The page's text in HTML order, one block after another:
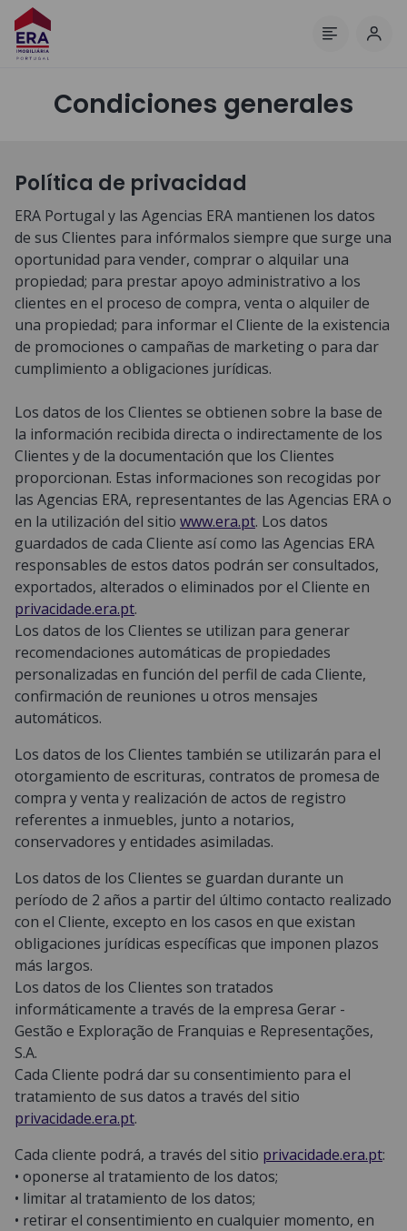
Condiciones generales
Política de privacidad
ERA Portugal y las Agencias ERA mantienen los datos
de sus Clientes para infórmalos siempre que surge una
oportunidad para vender, comprar o alquilar una
propiedad; para prestar apoyo administrativo a los
clientes en el proceso de compra, venta o alquiler de
una propiedad; para informar el Cliente de la existencia
de promociones o campañas de marketing o para dar
cumplimiento a obligaciones jurídicas.
Los datos de los Clientes se obtienen sobre la base de
la información recibida directa o indirectamente de los
Clientes y de la documentación que los Clientes
proporcionan. Estas informaciones son recogidas por
las Agencias ERA, representantes de las Agencias ERA o
en la utilización del sitio www.era.pt. Los datos
guardados de cada Cliente así como las Agencias ERA
responsables de estos datos podrán ser consultados,
exportados, alterados o eliminados por el Cliente en
privacidade.era.pt.
Los datos de los Clientes se utilizan para generar
recomendaciones automáticas de propiedades
personalizadas en función del perfil de cada Cliente,
confirmación de reuniones u otros mensajes
automáticos.
Los datos de los Clientes también se utilizarán para el
otorgamiento de escrituras, contratos de promesa de
compra y venta y realización de actos de registro
referentes a inmuebles, junto a notarios,
conservadores y entidades asimiladas.
Los datos de los Clientes se guardan durante un
período de 2 años a partir del último contacto realizado
con el Cliente, excepto en los casos en que existan
obligaciones jurídicas específicas que imponen plazos
más largos.
Los datos de los Clientes son tratados
informáticamente a través de la empresa Gerar -
Gestão e Exploração de Franquias e Representações,
S.A.
Cada Cliente podrá dar su consentimiento para el
tratamiento de sus datos a través del sitio
privacidade.era.pt.
Cada cliente podrá, a través del sitio privacidade.era.pt:
• oponerse al tratamiento de los datos;
• limitar al tratamiento de los datos;
• retirar el consentimiento en cualquier momento, en